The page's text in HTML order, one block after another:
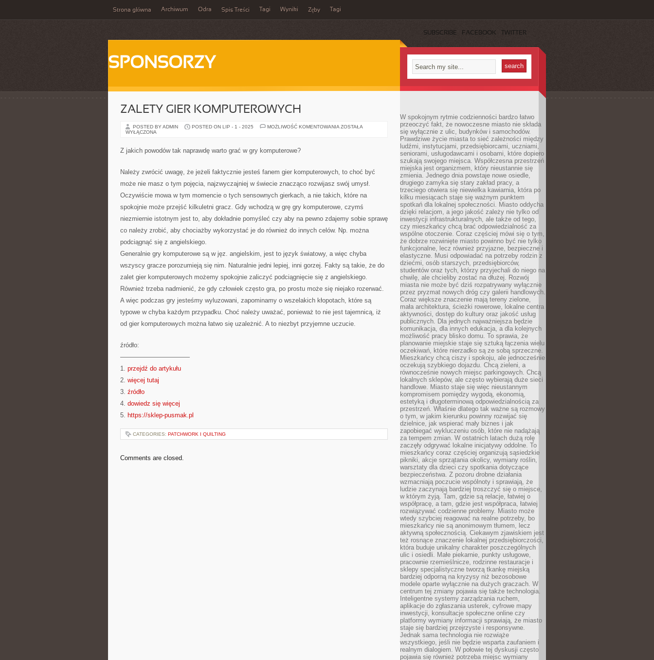
Strona główna Archiwum Odra Spis Treści Tagi Wyniki Zęby Tagi
SUBSCRIBE FACEBOOK TWITTER
SPONSORZY
ZALETY GIER KOMPUTEROWYCH
POSTED BY ADMIN POSTED ON LIP - 1 - 2025 MOŻLIWOŚĆ KOMENTOWANIA ZALETY
ZOSTAŁA
WYŁĄCZONA
Z jakich powodów tak naprawdę warto grać w gry komputerowe?
Należy zwrócić uwagę, że jeżeli faktycznie jesteś fanem gier komputerowych, to choć być
może nie masz o tym pojęcia, najzwyczajniej w świecie znacząco rozwijasz swój umysł.
Oczywiście mowa w tym momencie o tych sensownych gierkach, a nie takich, które na
spokojnie może przejść kilkuletni gracz. Gdy wchodzą w grę gry komputerowe, czymś
niezmiernie istotnym jest to, aby dokładnie pomyśleć czy aby na pewno zdajemy sobie sprawę
co należy zrobić, aby chociażby wykorzystać je do również do innych celów. Np. można
podciągnąć się z angielskiego.
Generalnie gry komputerowe są w jęz. angielskim, jest to język światowy, a więc chyba
wszyscy gracze porozumieją się nim. Naturalnie jedni lepiej, inni gorzej. Fakty są takie, że do
zalet gier komputerowych możemy spokojnie zaliczyć podciągnięcie się z angielskiego.
Również trzeba nadmienić, że gdy człowiek często gra, po prostu może się niejako rozerwać.
A więc podczas gry jesteśmy wyluzowani, zapominamy o wszelakich kłopotach, które są
typowe w chyba każdym przypadku. Choć należy uważać, ponieważ to nie jest tajemnicą, iż
od gier komputerowych można łatwo się uzależnić. A to niezbyt przyjemne uczucie.
źródło:
———————————
1. przejdź do artykułu
2. więcej tutaj
3. źródło
4. dowiedz się więcej
5. https://sklep-pusmak.pl
CATEGORIES: PATCHWORK I QUILTING
Comments are closed.
W spokojnym rytmie codzienności bardzo łatwo
przeoczyć fakt, że nowoczesne miasto nie składa
się wyłącznie z ulic, budynków i samochodów.
Prawdziwe życie miasta to sieć zależności między
ludźmi, instytucjami, przedsiębiorcami, uczniami,
seniorami, usługodawcami i osobami, które dopiero
szukają swojego miejsca. Współczesna przestrzeń
miejska jest organizmem, który nieustannie się
zmienia. Jednego dnia powstaje nowe osiedle,
drugiego zamyka się stary zakład pracy, a
trzeciego otwiera się niewielka kawiarnia, która po
kilku miesiącach staje się ważnym punktem
spotkań dla lokalnej społeczności. Miasto oddycha
dzięki relacjom, a jego jakość zależy nie tylko od
inwestycji infrastrukturalnych, ale także od tego,
czy mieszkańcy chcą brać odpowiedzialność za
wspólne otoczenie. Coraz częściej mówi się o tym,
że dobrze rozwinięte miasto powinno być nie tylko
funkcjonalne, lecz również przyjazne, bezpieczne i
elastyczne. Musi odpowiadać na potrzeby rodzin z
dziećmi, osób starszych, przedsiębiorców,
studentów oraz tych, którzy przyjechali do niego na
chwilę, ale chcieliby zostać na dłużej. Rozwój
miasta nie może być dziś rozpatrywany wyłącznie
przez pryzmat nowych dróg czy galerii handlowych.
Coraz większe znaczenie mają tereny zielone,
mała architektura, ścieżki rowerowe, lokalne centra
aktywności, dostęp do kultury oraz jakość usług
publicznych. Dla jednych najważniejsza będzie
komunikacja, dla innych edukacja, a dla kolejnych
możliwość pracy blisko domu. To sprawia, że
planowanie miejskie staje się sztuką łączenia wielu
oczekiwań, które nierzadko są ze sobą sprzeczne.
Mieszkańcy chcą ciszy i spokoju, ale jednocześnie
oczekują szybkiego dojazdu. Chcą zieleni, a
równocześnie nowych miejsc parkingowych. Chcą
lokalnych sklepów, ale często wybierają duże sieci
handlowe. Miasto staje się więc nieustannym
kompromisem pomiędzy wygodą, ekonomią,
estetyką i długoterminową odpowiedzialnością za
przestrzeń. Właśnie dlatego tak ważne są rozmowy
o tym, w jakim kierunku powinny rozwijać się
dzielnice, jak wspierać mały biznes i jak
zapobiegać wykluczeniu osób, które nie nadążają
za tempem zmian. W ostatnich latach dużą rolę
zaczęły odgrywać lokalne inicjatywy oddolne. To
mieszkańcy coraz częściej organizują sąsiedzkie
pikniki, akcje sprzątania okolicy, wymiany roślin,
warsztaty dla dzieci czy spotkania dotyczące
bezpieczeństwa. Z pozoru drobne działania
wzmacniają poczucie wspólnoty i sprawiają, że
ludzie zaczynają bardziej troszczyć się o miejsce,
w którym żyją. Tam, gdzie są relacje, łatwiej o
współpracę, a tam, gdzie jest współpraca, łatwiej
rozwiązywać codzienne problemy. Miasto może
wtedy szybciej reagować na realne potrzeby, bo
mieszkańcy nie są anonimowym tłumem, lecz
aktywną społecznością. Ciekawym zjawiskiem jest
też rosnące znaczenie lokalnej przedsiębiorczości,
która buduje unikalny charakter poszczególnych
ulic i osiedli. Małe piekarnie, punkty usługowe,
pracownie rzemieślnicze, rodzinne restauracje i
sklepy specjalistyczne tworzą tkankę miejską
bardziej odporną na kryzysy niż bezosobowe
modele oparte wyłącznie na dużych graczach. W
centrum tej zmiany pojawia się także technologia.
Inteligentne systemy zarządzania ruchem,
aplikacje do zgłaszania usterek, cyfrowe mapy
inwestycji, konsultacje społeczne online czy
platformy wymiany informacji sprawiają, że miasto
staje się bardziej przejrzyste i responsywne.
Jednak sama technologia nie rozwiąże
wszystkiego, jeśli nie będzie wsparta zaufaniem i
realnym dialogiem. W połowie tej dyskusji często
pojawia się również potrzeba miejsc wymiany